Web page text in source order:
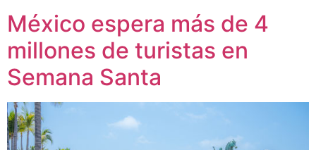
México espera más de 4
millones de turistas en
Semana Santa